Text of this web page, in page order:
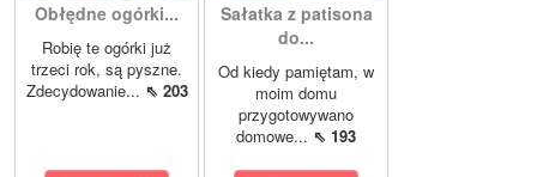
Obłędne ogórki...
Robię te ogórki już
trzeci rok, są pyszne.
Zdecydowanie... ⇖ 203
Sałatka z patisona
do...
Od kiedy pamiętam, w
moim domu
przygotowywano
domowe... ⇖ 193